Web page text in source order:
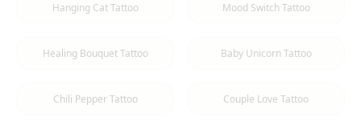
Hanging Cat Tattoo Mood Switch Tattoo
Healing Bouquet Tattoo Baby Unicorn Tattoo
Chili Pepper Tattoo Couple Love Tattoo